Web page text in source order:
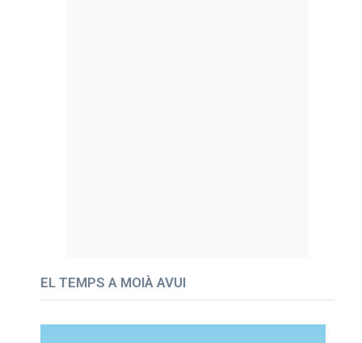
EL TEMPS A MOIÀ AVUI